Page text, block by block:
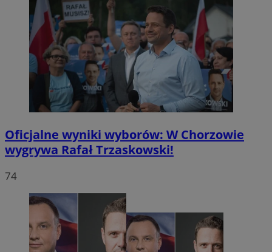
Oficjalne wyniki wyborów: W Chorzowie
wygrywa Rafał Trzaskowski!
74